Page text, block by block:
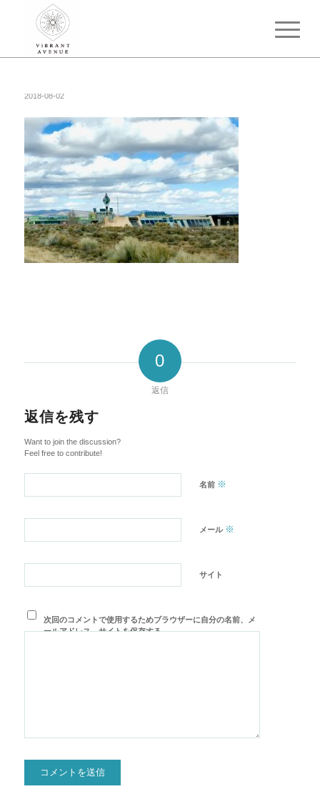
2018-08-02
0
返信
返信を残す
Want to join the discussion?
Feel free to contribute!
名前 ※
メール ※
サイト
次回のコメントで使用するためブラウザーに自分の名前、メ
ールアドレス、サイトを保存する。